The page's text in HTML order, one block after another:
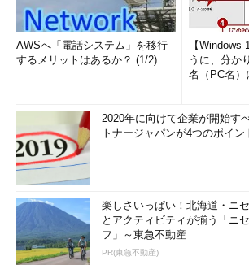
AWSへ「電話システム」を移行
するメリットはあるか？ (1/2)
【Windows
うに、分か
名（PC名）
2020年に向けて企業が開始す
トナージャパンが4つのポイン
楽しさいっぱい！北海道・ニ
とアクティビティが揃う「ニ
フ」～東急不動産
PR(東急不動産)